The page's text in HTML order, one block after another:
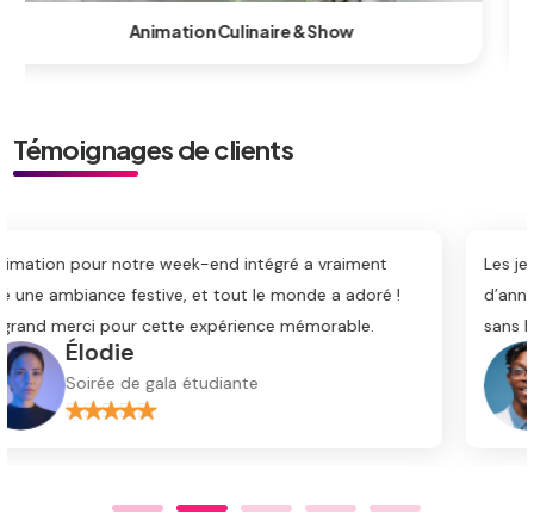
Animation Technologique & Innovante
Témoignages de clients
!
Soirée de fin d’année
Les jeux et la musique ont transformé notre soirée de
d’année en un moment inoubliable. Je recommande
sans hésiter vos services !